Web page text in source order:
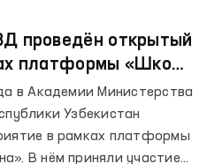
проведён открытый
платформы «Школа
в Академии Министерства
Узбекистан
в рамках платформы
В нём приняли участие